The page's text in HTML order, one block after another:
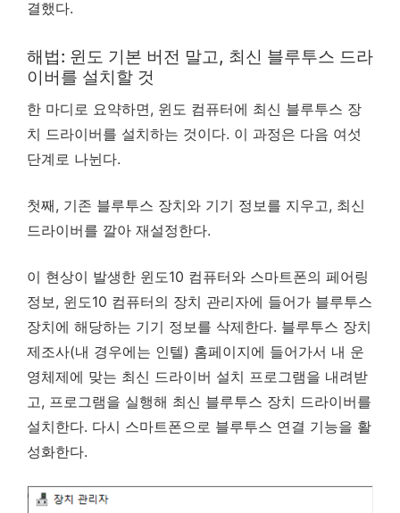
결했다.
해법: 윈도 기본 버전 말고, 최신 블루투스 드라
이버를 설치할 것
한 마디로 요약하면, 윈도 컴퓨터에 최신 블루투스 장
치 드라이버를 설치하는 것이다. 이 과정은 다음 여섯
단계로 나뉜다.
첫째, 기존 블루투스 장치와 기기 정보를 지우고, 최신
드라이버를 깔아 재설정한다.
이 현상이 발생한 윈도10 컴퓨터와 스마트폰의 페어링
정보, 윈도10 컴퓨터의 장치 관리자에 들어가 블루투스
장치에 해당하는 기기 정보를 삭제한다. 블루투스 장치
제조사(내 경우에는 인텔) 홈페이지에 들어가서 내 운
영체제에 맞는 최신 드라이버 설치 프로그램을 내려받
고, 프로그램을 실행해 최신 블루투스 장치 드라이버를
설치한다. 다시 스마트폰으로 블루투스 연결 기능을 활
성화한다.